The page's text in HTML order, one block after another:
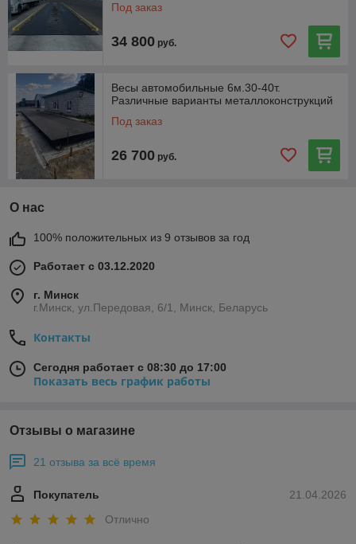
Под заказ
34 800 руб.
Весы автомобильные 6м.30-40т.
Различные варианты металлоконструкций
Под заказ
26 700 руб.
О нас
100% положительных из 9 отзывов за год
Работает с 03.12.2020
г. Минск
г.Минск, ул.Передовая, 6/1, Минск, Беларусь
Контакты
Сегодня работает с 08:30 до 17:00
Показать весь график работы
Отзывы о магазине
21 отзыва за всё время
21.04.2026
Покупатель
Отлично